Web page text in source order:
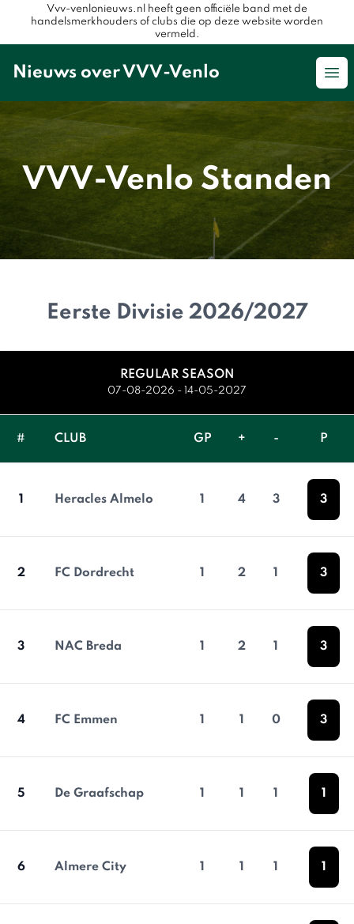
Vvv-venlonieuws.nl heeft geen officiële band met de
handelsmerkhouders of clubs die op deze website worden
vermeld.
Nieuws over VVV-Venlo
VVV-Venlo Standen
Eerste Divisie 2026/2027
REGULAR SEASON
07-08-2026 - 14-05-2027
# CLUB GP + - P
1 Heracles Almelo 1 4 3 3
2 FC Dordrecht 1 2 1 3
3 NAC Breda 1 2 1 3
4 FC Emmen 1 1 0 3
5 De Graafschap 1 1 1 1
6 Almere City 1 1 1 1